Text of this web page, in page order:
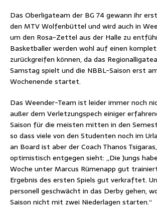
Das Oberligateam der BG 74 gewann ihr
den MTV Wolfenbüttel und wird auch in
um den Rosa-Zettel aus der Halle zu
Basketballer werden wohl auf einen
zurückgreifen können, da das
Samstag spielt und die NBBL-Saison erst
Wochenende startet.
Das Weender-Team ist leider immer noch
außer dem Verletzungspech einiger
Saison für die meisten mitten in den
so dass viele von den Studenten noch im
an Board ist aber der Coach Thanos
optimistisch entgegen sieht: „Die Jungs
Woche unter Marcus Rümenapp gut
Ergebnis des ersten Spiels gut verkraftet.
personell geschwächt in das Derby gehen,
Saison nicht mit zwei Niederlagen starten.“